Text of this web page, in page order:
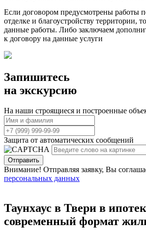
Если договором предусмотрены работы
отделке и благоустройству территории,
данные работы. Либо заключаем
к договору на данные услуги
Запишитесь
на экскурсию
На наши строящиеся и построенные
Защита от автоматических сообщений
Внимание! Отправляя заявку, Вы
персональных данных
Таунхаус в Твери в
современный формат